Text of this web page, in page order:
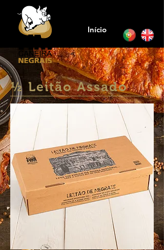
Início
½ Leitão Assado